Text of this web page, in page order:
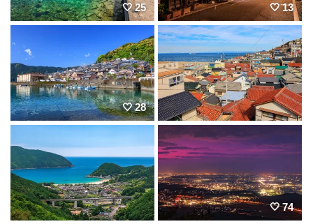
25 13
28
74